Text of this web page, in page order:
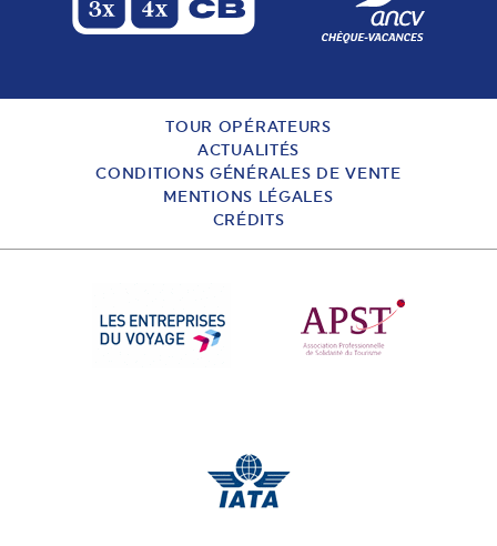
TOUR OPÉRATEURS
ACTUALITÉS
CONDITIONS GÉNÉRALES DE VENTE
MENTIONS LÉGALES
CRÉDITS